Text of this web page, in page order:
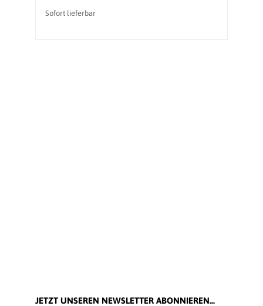
Sofort lieferbar
JETZT UNSEREN NEWSLETTER ABONNIEREN...